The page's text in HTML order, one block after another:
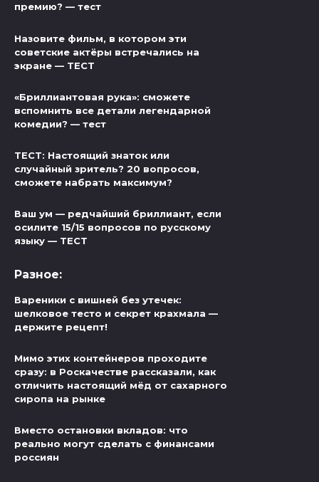
премию? — тест
Назовите фильм, в котором эти
советские актёры встречались на
экране — ТЕСТ
«Бриллиантовая рука»: сможете
вспомнить все детали легендарной
комедии? — тест
ТЕСТ: Настоящий знаток или
случайный зритель? 20 вопросов,
сможете набрать максимум?
Ваш ум — редчайший бриллиант, если
осилите 15/15 вопросов по русскому
языку — ТЕСТ
Разное:
Вареники с вишней без утечек:
шелковое тесто и секрет крахмала —
держите рецепт!
Мимо этих контейнеров проходите
сразу: в Роскачестве рассказали, как
отличить настоящий мёд от сахарного
сиропа на рынке
Вместо остановки вкладов: что
реально могут сделать с финансами
россиян